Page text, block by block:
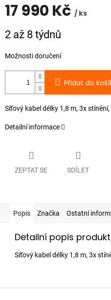
17 990 Kč / ks
cena:
2 až 8 týdnů
Možnosti doručení
Přidat do
Síťový kabel délky 1,8 m, 3x
Detailní informace
ZEPTAT SE SDÍLET
Popis Značka Ostatní
Detailní popis
Síťový kabel délky 1,8 m, 3x
Z